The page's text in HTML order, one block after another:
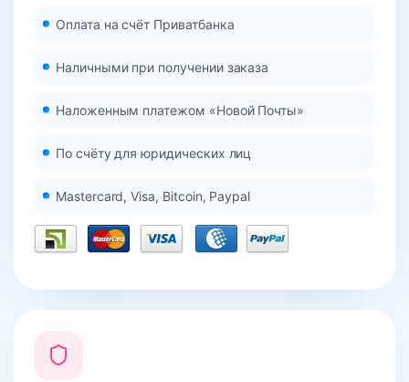
Оплата на счёт Приватбанка
Наличными при получении заказа
Наложенным платежом «Новой Почты»
По счёту для юридических лиц
Mastercard, Visa, Bitcoin, Paypal